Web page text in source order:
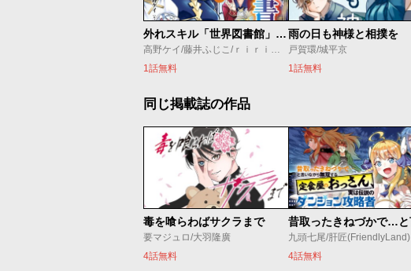
外れスキル「世界図書館」による異世界の知識と始める『産業革命』
高野ケイ/藤井ふじこ/ｒｉｒｉｔｔｏ
1話無料
雨の日も神様と相撲を
戸賀環/城平京
1話無料
同じ掲載誌の作品
毒を喰らわばサクラまで
要マジュロ/大羽隆廣
4話無料
九頭七尾/肝匠(FriendlyLand)
4話無料